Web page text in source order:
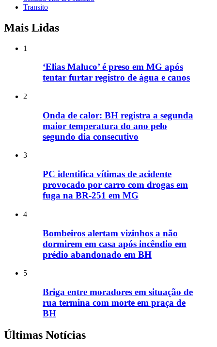
Transito
Mais Lidas
1
‘Elias Maluco’ é preso em MG após
tentar furtar registro de água e canos
2
Onda de calor: BH registra a segunda
maior temperatura do ano pelo
segundo dia consecutivo
3
PC identifica vítimas de acidente
provocado por carro com drogas em
fuga na BR-251 em MG
4
Bombeiros alertam vizinhos a não
dormirem em casa após incêndio em
prédio abandonado em BH
5
Briga entre moradores em situação de
rua termina com morte em praça de
BH
Últimas Notícias